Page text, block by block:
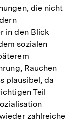
die nicht
in den Blick
sozialen
Rauchen
plausibel, da
Teil
zahlreiche